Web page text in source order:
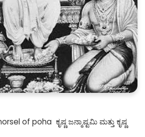
of poha ಕೃಷ್ಣ ಜನ್ಮಾಷ್ಟಮಿ ಮತ್ತು ಕೃಷ್ಣ